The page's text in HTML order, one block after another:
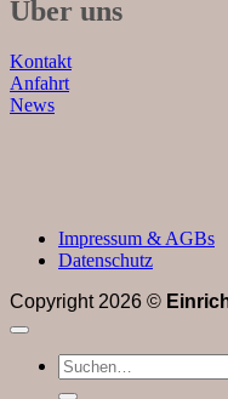
Über uns
Kontakt
Anfahrt
News
Impressum & AGBs
Datenschutz
Copyright 2026 ©
Suchen
nach: